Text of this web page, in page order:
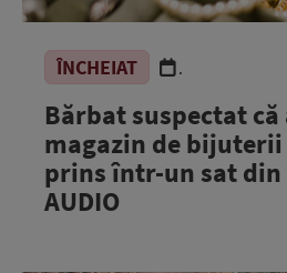
ÎNCHEIAT .
Bărbat suspectat
magazin de
prins într-un sat din
AUDIO